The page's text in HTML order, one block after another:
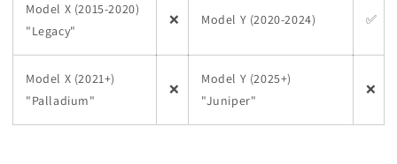
Model X (2015-2020)
"Legacy"
❌ Model Y (2020-2024) ✅
Model X (2021+)
"Palladium"
❌
Model Y (2025+)
"Juniper"
❌